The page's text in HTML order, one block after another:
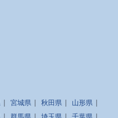
| 宮城県 | 秋田県 | 山形県 |